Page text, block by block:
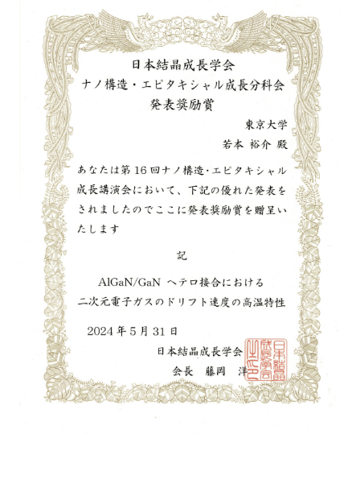
このサイトについて
サイト情報
サイトの更新依頼
これは大学院のサイトです
EEIC（学部）はこちら